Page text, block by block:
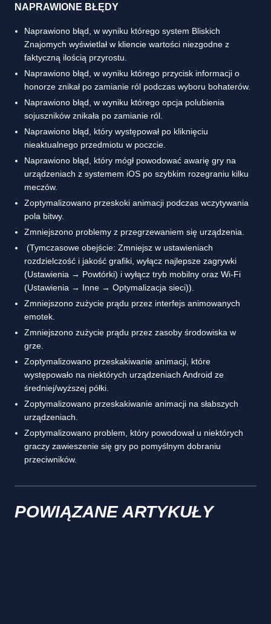
NAPRAWIONE BŁĘDY
Naprawiono błąd, w wyniku którego system Bliskich
Znajomych wyświetlał w kliencie wartości niezgodne z
faktyczną ilością przyrostu.
Naprawiono błąd, w wyniku którego przycisk informacji o
honorze znikał po zamianie ról podczas wyboru bohaterów.
Naprawiono błąd, w wyniku którego opcja polubienia
sojuszników znikała po zamianie ról.
Naprawiono błąd, który występował po kliknięciu
nieaktualnego przedmiotu w poczcie.
Naprawiono błąd, który mógł powodować awarię gry na
urządzeniach z systemem iOS po szybkim rozegraniu kilku
meczów.
Zoptymalizowano przeskoki animacji podczas wczytywania
pola bitwy.
Zmniejszono problemy z przegrzewaniem się urządzenia.
(Tymczasowe obejście: Zmniejsz w ustawieniach
rozdzielczość i jakość grafiki, wyłącz najlepsze zagrywki
(Ustawienia → Powtórki) i wyłącz tryb mobilny oraz Wi-Fi
(Ustawienia → Inne → Optymalizacja sieci)).
Zmniejszono zużycie prądu przez interfejs animowanych
emotek.
Zmniejszono zużycie prądu przez zasoby środowiska w
grze.
Zoptymalizowano przeskakiwanie animacji, które
występowało na niektórych urządzeniach Android ze
średniej/wyższej półki.
Zoptymalizowano przeskakiwanie animacji na słabszych
urządzeniach.
Zoptymalizowano problem, który powodował u niektórych
graczy zawieszenie się gry po pomyślnym dobraniu
przeciwników.
POWIĄZANE ARTYKUŁY